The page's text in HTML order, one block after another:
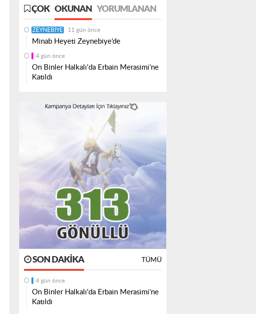
ÇOK OKUNAN YORUMLANAN
ZEYNEBIYE 11 gün önce
Minab Heyeti Zeynebiye’de
4 gün önce
On Binler Halkalı'da Erbain Merasimi’ne
Katıldı
SON DAKIKA TÜMÜ
4 gün önce
On Binler Halkalı'da Erbain Merasimi’ne
Katıldı